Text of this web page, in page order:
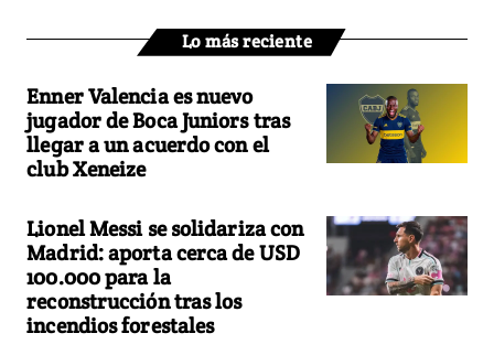
Lo más reciente
Enner Valencia es nuevo
jugador de Boca Juniors tras
llegar a un acuerdo con el
club Xeneize
Lionel Messi se solidariza con
Madrid: aporta cerca de USD
100.000 para la
reconstrucción tras los
incendios forestales